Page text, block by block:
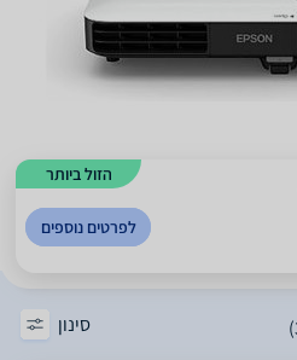
הזול ביותר
לפרטים נוספים
סינון